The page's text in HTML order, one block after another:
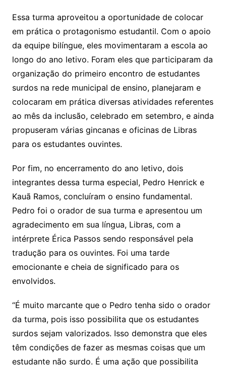
Essa turma aproveitou a oportunidade de colocar
em prática o protagonismo estudantil. Com o apoio
da equipe bilíngue, eles movimentaram a escola ao
longo do ano letivo. Foram eles que participaram da
organização do primeiro encontro de estudantes
surdos na rede municipal de ensino, planejaram e
colocaram em prática diversas atividades referentes
ao mês da inclusão, celebrado em setembro, e ainda
propuseram várias gincanas e oficinas de Libras
para os estudantes ouvintes.
Por fim, no encerramento do ano letivo, dois
integrantes dessa turma especial, Pedro Henrick e
Kauã Ramos, concluíram o ensino fundamental.
Pedro foi o orador de sua turma e apresentou um
agradecimento em sua língua, Libras, com a
intérprete Érica Passos sendo responsável pela
tradução para os ouvintes. Foi uma tarde
emocionante e cheia de significado para os
envolvidos.
“É muito marcante que o Pedro tenha sido o orador
da turma, pois isso possibilita que os estudantes
surdos sejam valorizados. Isso demonstra que eles
têm condições de fazer as mesmas coisas que um
estudante não surdo. É uma ação que possibilita